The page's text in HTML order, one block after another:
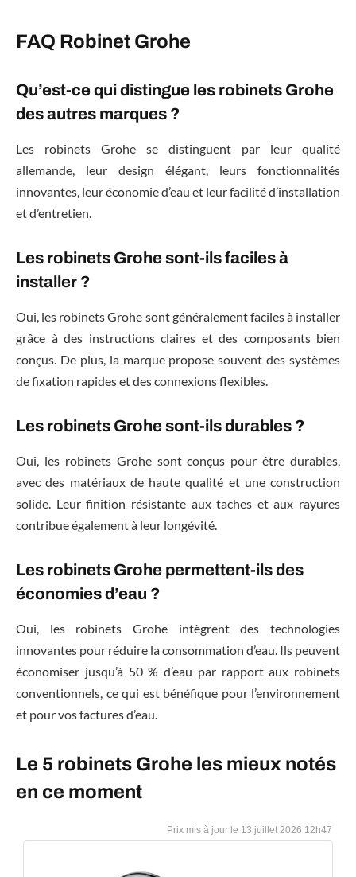
FAQ Robinet Grohe
Qu’est-ce qui distingue les robinets Grohe
des autres marques ?
Les robinets Grohe se distinguent par leur qualité
allemande, leur design élégant, leurs fonctionnalités
innovantes, leur économie d’eau et leur facilité d’installation
et d’entretien.
Les robinets Grohe sont-ils faciles à
installer ?
Oui, les robinets Grohe sont généralement faciles à installer
grâce à des instructions claires et des composants bien
conçus. De plus, la marque propose souvent des systèmes
de fixation rapides et des connexions flexibles.
Les robinets Grohe sont-ils durables ?
Oui, les robinets Grohe sont conçus pour être durables,
avec des matériaux de haute qualité et une construction
solide. Leur finition résistante aux taches et aux rayures
contribue également à leur longévité.
Les robinets Grohe permettent-ils des
économies d’eau ?
Oui, les robinets Grohe intègrent des technologies
innovantes pour réduire la consommation d’eau. Ils peuvent
économiser jusqu’à 50 % d’eau par rapport aux robinets
conventionnels, ce qui est bénéfique pour l’environnement
et pour vos factures d’eau.
Le 5 robinets Grohe les mieux notés
en ce moment
13 juillet 2026 12h47